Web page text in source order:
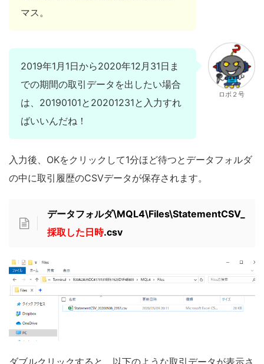
マス。
2019年1月1日から2020年12月31日ま
での期間の取引データを出したい場合
は、20190101と20201231と入力すれ
ばいいんだね！
ロボ２号
入力後、OKをクリックして1分ほど待つとデータフォルダ
の中に取引履歴のCSVデータが保存されます。
データフォルダ\MQL4\Files\StatementCSV_
採取した日時.csv